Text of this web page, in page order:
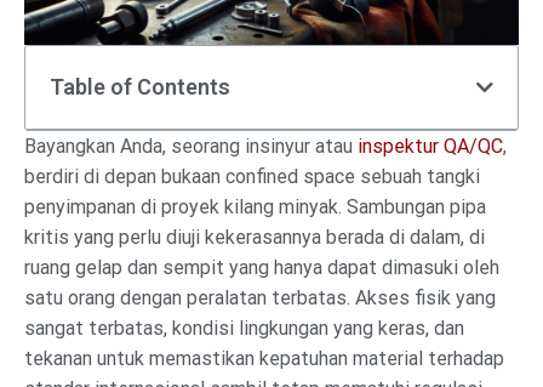
Table of Contents
Bayangkan Anda, seorang insinyur atau inspektur QA/QC,
berdiri di depan bukaan confined space sebuah tangki
penyimpanan di proyek kilang minyak. Sambungan pipa
kritis yang perlu diuji kekerasannya berada di dalam, di
ruang gelap dan sempit yang hanya dapat dimasuki oleh
satu orang dengan peralatan terbatas. Akses fisik yang
sangat terbatas, kondisi lingkungan yang keras, dan
tekanan untuk memastikan kepatuhan material terhadap